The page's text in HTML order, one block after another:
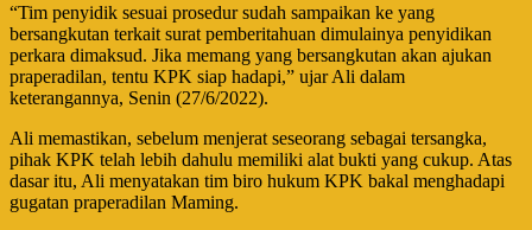
“Tim penyidik sesuai prosedur sudah sampaikan ke yang
bersangkutan terkait surat pemberitahuan dimulainya penyidikan
perkara dimaksud. Jika memang yang bersangkutan akan ajukan
praperadilan, tentu KPK siap hadapi,” ujar Ali dalam
keterangannya, Senin (27/6/2022).
Ali memastikan, sebelum menjerat seseorang sebagai tersangka,
pihak KPK telah lebih dahulu memiliki alat bukti yang cukup. Atas
dasar itu, Ali menyatakan tim biro hukum KPK bakal menghadapi
gugatan praperadilan Maming.